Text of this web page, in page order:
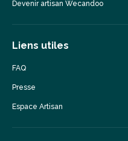
Devenir artisan Wecandoo
Liens utiles
FAQ
Presse
Espace Artisan